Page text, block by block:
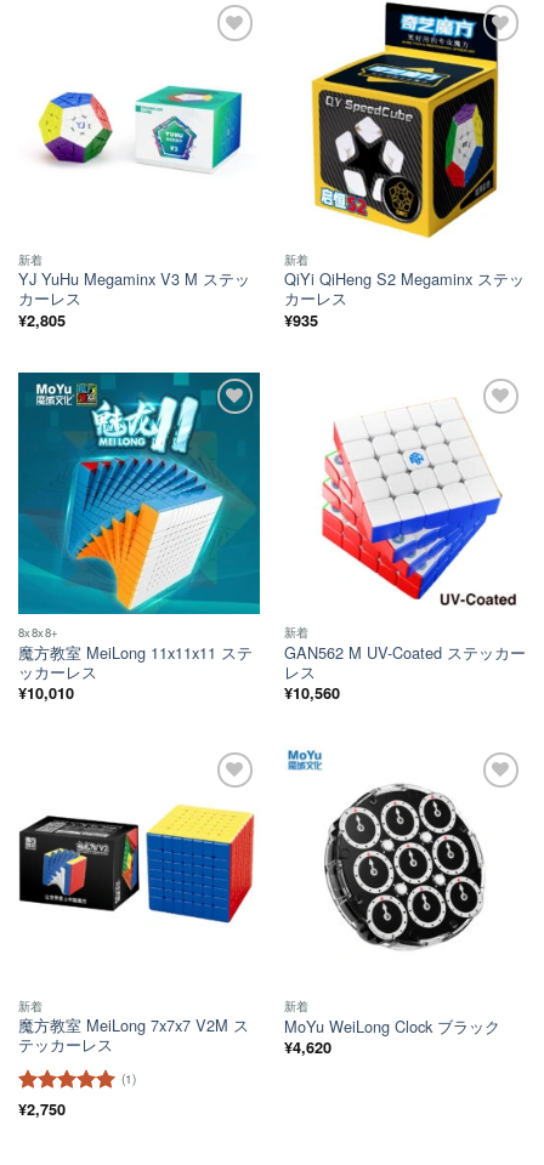
新着
YJ YuHu Megaminx V3 M ステッ
カーレス
¥2,805
ほし
い！
新着
QiYi QiHeng S2 Megaminx ステッ
カーレス
¥935
8x8x8+
魔方教室 MeiLong 11x11x11 ステ
ッカーレス
¥10,010
新着
GAN562 M UV-Coated ステッカー
レス
¥10,560
い！
新着
魔方教室 MeiLong 7x7x7 V2M ス
テッカーレス
5段階中
(1)
¥2,750
新着
MoYu WeiLong Clock ブラック
¥4,620